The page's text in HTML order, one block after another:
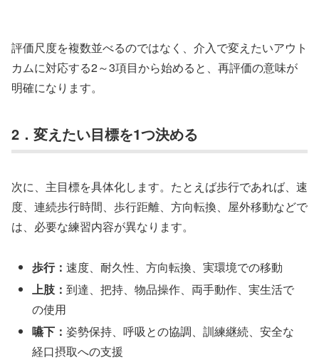
評価尺度を複数並べるのではなく、介入で変えたいアウト
カムに対応する2～3項目から始めると、再評価の意味が
明確になります。
2．変えたい目標を1つ決める
次に、主目標を具体化します。たとえば歩行であれば、速
度、連続歩行時間、歩行距離、方向転換、屋外移動などで
は、必要な練習内容が異なります。
歩行：速度、耐久性、方向転換、実環境での移動
上肢：到達、把持、物品操作、両手動作、実生活で
の使用
嚥下：姿勢保持、呼吸との協調、訓練継続、安全な
経口摂取への支援